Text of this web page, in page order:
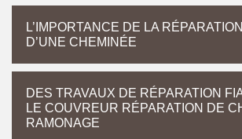
L’IMPORTANCE DE LA
D’UNE CHEMINÉE
DES TRAVAUX DE RÉPARATION
LE COUVREUR RÉPARATION DE
RAMONAGE